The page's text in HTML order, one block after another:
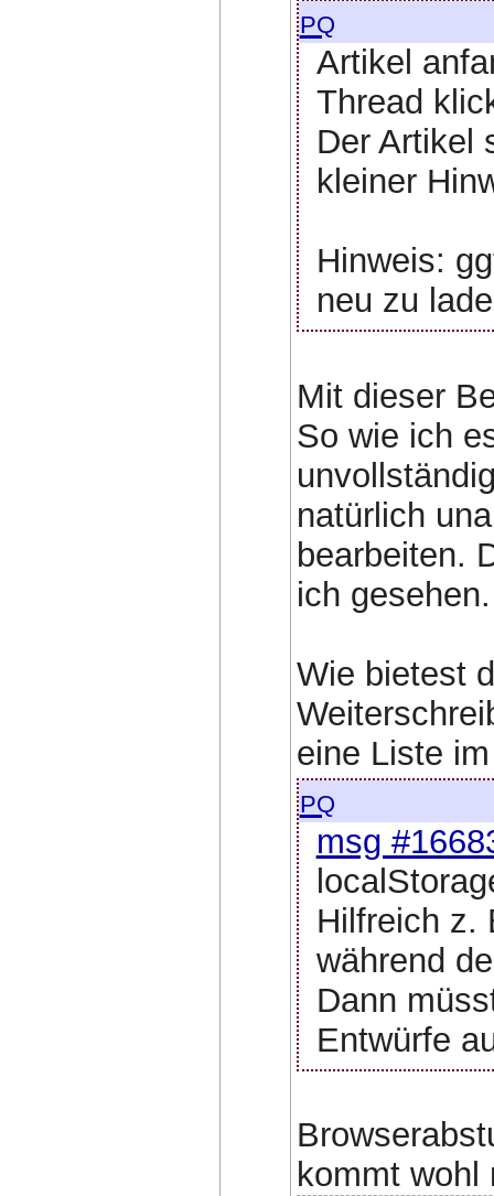
pq
Artikel
Thread
Der Artikel
kleiner
Hinweis:
neu zu
Mit dieser
So wie ich
natürlich
bearbeiten.
ich gesehen.
Wie bietest
eine Liste
pq
msg
Hilfreich z.
während
Dann
Entwürfe
kommt wohl